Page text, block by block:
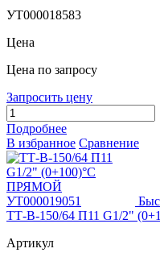
УТ000018583
Цена
Цена по запросу
Запросить цену
Подробнее
В избранное Сравнение
ТТ-В-150/64 П11 G1/2"
Артикул